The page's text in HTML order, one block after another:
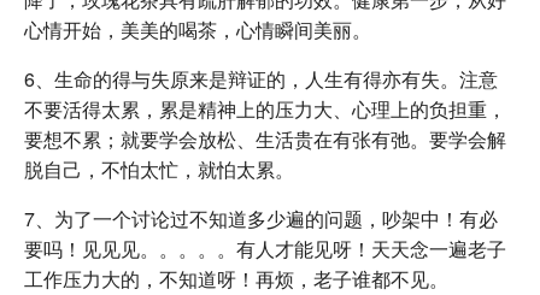
心情开始，美美的喝茶，心情瞬间美丽。
6、生命的得与失原来是辩证的，人生有得亦有失。注意
不要活得太累，累是精神上的压力大、心理上的负担重，
要想不累；就要学会放松、生活贵在有张有弛。要学会解
脱自己，不怕太忙，就怕太累。
7、为了一个讨论过不知道多少遍的问题，吵架中！有必
要吗！见见见。。。。。有人才能见呀！天天念一遍老子
工作压力大的，不知道呀！再烦，老子谁都不见。